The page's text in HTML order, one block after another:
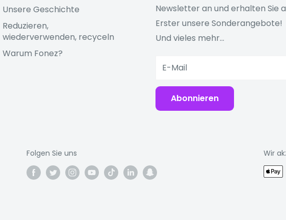
Unsere Geschichte
Reduzieren,
wiederverwenden, recyceln
Warum Fonez?
Newsletter an und erhalten Sie
Erster unsere Sonderangebote!
Und vieles mehr...
E-Mail
Abonnieren
Folgen Sie uns Wir